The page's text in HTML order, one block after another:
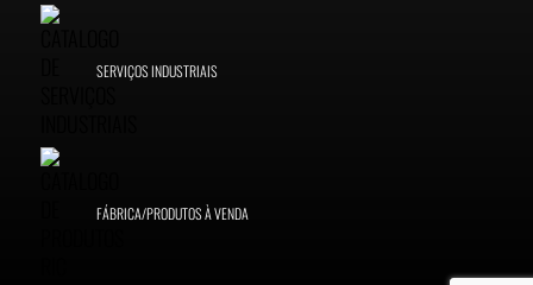
SERVIÇOS INDUSTRIAIS
FÁBRICA/PRODUTOS À VENDA